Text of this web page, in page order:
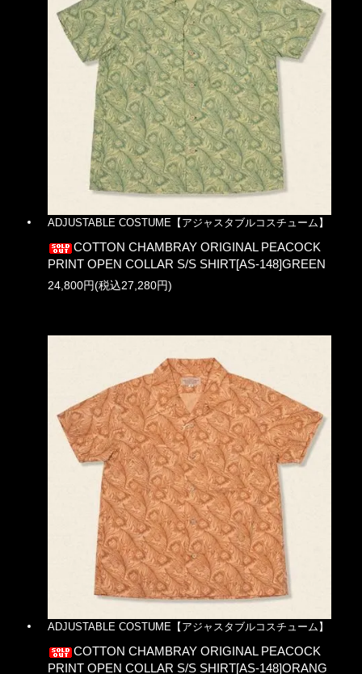
ADJUSTABLE COSTUME【アジャスタブルコスチューム】
COTTON CHAMBRAY ORIGINAL PEACOCK
PRINT OPEN COLLAR S/S SHIRT[AS-148]GREEN
24,800円(税込27,280円)
ADJUSTABLE COSTUME【アジャスタブルコスチューム】
COTTON CHAMBRAY ORIGINAL PEACOCK
PRINT OPEN COLLAR S/S SHIRT[AS-148]ORANG